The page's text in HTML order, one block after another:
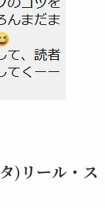
)リール・ス